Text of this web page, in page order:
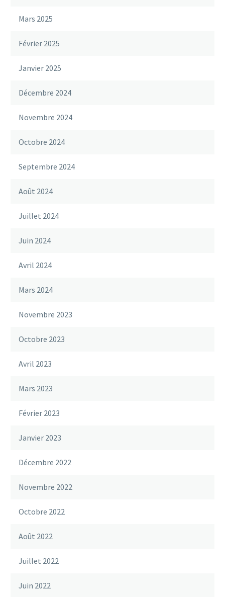
Mars 2025
Février 2025
Janvier 2025
Décembre 2024
Novembre 2024
Octobre 2024
Septembre 2024
Août 2024
Juillet 2024
Juin 2024
Avril 2024
Mars 2024
Novembre 2023
Octobre 2023
Avril 2023
Mars 2023
Février 2023
Janvier 2023
Décembre 2022
Novembre 2022
Octobre 2022
Août 2022
Juillet 2022
Juin 2022